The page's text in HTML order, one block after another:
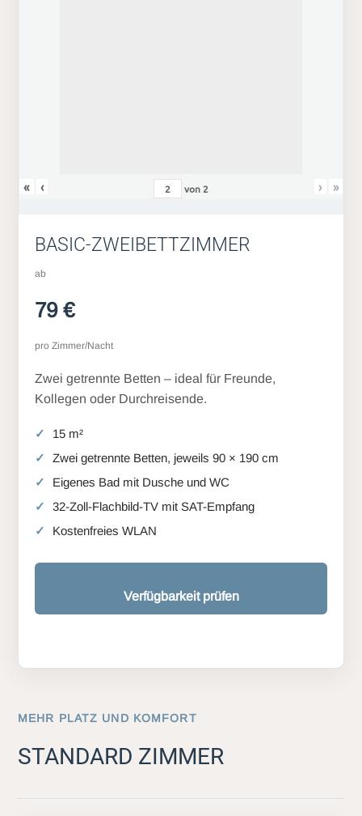
« ‹ von 2 › »
BASIC-ZWEIBETTZIMMER
ab
79 €
pro Zimmer/Nacht
Zwei getrennte Betten – ideal für Freunde,
Kollegen oder Durchreisende.
15 m²
Zwei getrennte Betten, jeweils 90 × 190 cm
Eigenes Bad mit Dusche und WC
32-Zoll-Flachbild-TV mit SAT-Empfang
Kostenfreies WLAN
Verfügbarkeit prüfen
MEHR PLATZ UND KOMFORT
STANDARD ZIMMER